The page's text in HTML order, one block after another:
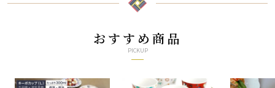
おすすめ商品
PICKUP